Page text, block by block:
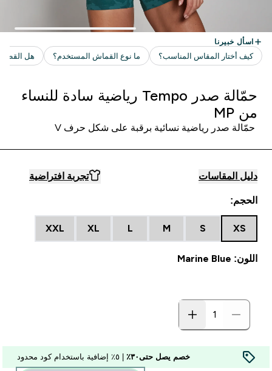
حمّالة صدر Tempo رياضية سادة للنساء
من MP
حمّالة صدر رياضية نسائية برقبة على شكل حرف V
دليل المقاسات تجربة افتراضية
الحجم:
XS
S
M
L
XL
XXL
اللون: Marine Blue
خصم يصل حتى٣٠٪